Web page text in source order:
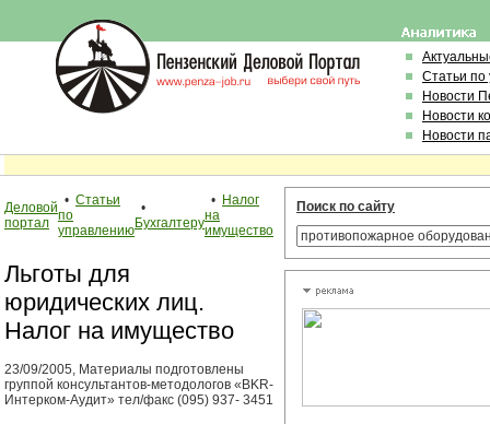
Статьи по
Новости
Новости
Новости
Деловой
портал
• Статьи
по
управлению
•
Бухгалтеру
• Налог
на
имущество
Льготы для
юридических лиц.
Налог на имущество
23/09/2005, Материалы подготовлены
группой консультантов-методологов «BKR-
Интерком-Аудит» тел/факс (095) 937- 3451
Поиск по сайту